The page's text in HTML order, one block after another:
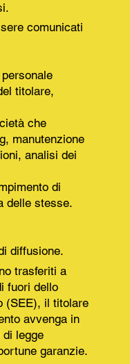
comunicati
titolare,
che
manutenzione
analisi dei
di
delle stesse.
diffusione.
trasferiti a
fuori dello
(SEE), il titolare
avvenga in
legge
garanzie.